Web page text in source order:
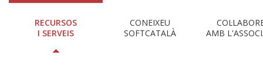
RECURSOS
I SERVEIS
CONEIXEU
SOFTCATALÀ
AMB